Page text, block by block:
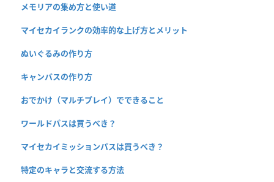
メモリアの集め方と使い道
マイセカイランクの効率的な上げ方とメリット
ぬいぐるみの作り方
キャンバスの作り方
おでかけ（マルチプレイ）でできること
ワールドパスは買うべき？
マイセカイミッションパスは買うべき？
特定のキャラと交流する方法